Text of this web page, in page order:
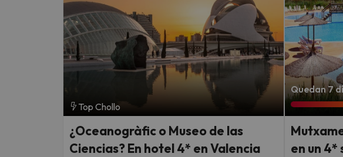
Top Chollo
¿Oceanogràfic o Museo de las
Ciencias? En hotel 4* en Valencia
Quedan 7
en un 4*